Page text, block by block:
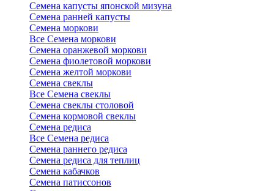
Семена капусты японской мизуна
Семена ранней капусты
Семена моркови
Все Семена моркови
Семена оранжевой моркови
Семена фиолетовой моркови
Семена желтой моркови
Семена свеклы
Все Семена свеклы
Семена свеклы столовой
Семена кормовой свеклы
Семена редиса
Все Семена редиса
Семена раннего редиса
Семена редиса для теплиц
Семена кабачков
Семена патиссонов